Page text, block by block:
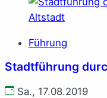
Führung
Stadtführung
Sa., 17.08.2019